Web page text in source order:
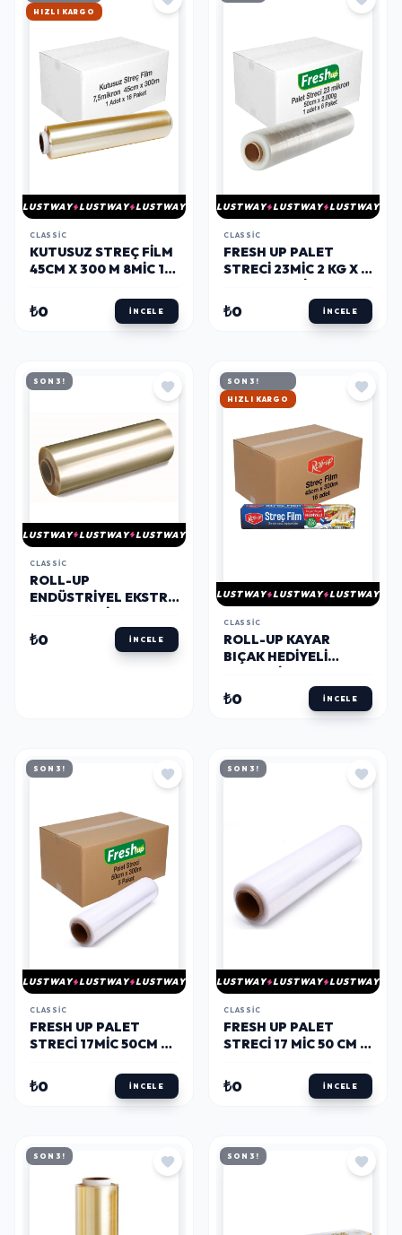
HIZLI KARGO
LUSTWAY LUSTWAY LUSTWAY
CLASSIC
KUTUSUZ STREÇ FILM
45CM X 300 M 8MIC 1
(KOLI)
₺0 İNCELE
LUSTWAY LUSTWAY LUSTWAY
CLASSIC
FRESH UP PALET
STRECI 23MIC 2 KG X 6
₺0 İNCELE
SON 3!
LUSTWAY LUSTWAY LUSTWAY
CLASSIC
ROLL-UP
ENDÜSTRIYEL EKSTRA
FILM 45 CM X 1500 M 1
PAKET
₺0 İNCELE
SON 3!
HIZLI KARGO
LUSTWAY LUSTWAY LUSTWAY
CLASSIC
ROLL-UP KAYAR
BIÇAK HEDIYELI
300M 9MIC 16 ADET
KOLI
₺0 İNCELE
SON 3!
LUSTWAY LUSTWAY LUSTWAY
CLASSIC
FRESH UP PALET
STRECI 17MIC 50CM X
KOLI
₺0 İNCELE
SON 3!
LUSTWAY LUSTWAY LUSTWAY
CLASSIC
FRESH UP PALET
STRECI 17 MIC 50 CM X
₺0 İNCELE
SON 3! SON 3!